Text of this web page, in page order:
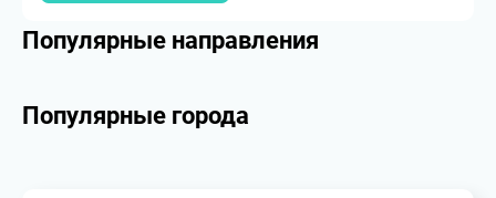
Популярные направления
Популярные города